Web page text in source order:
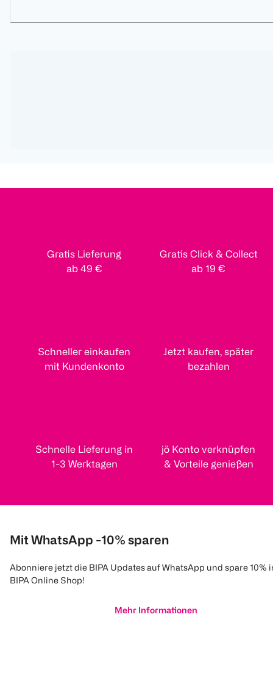
Gratis Lieferung
ab 49 €
Gratis Click & Collect
ab 19 €
Schneller einkaufen
mit Kundenkonto
Jetzt kaufen, später
bezahlen
Schnelle Lieferung in
1-3 Werktagen
jö Konto verknüpfen
& Vorteile genießen
Mit WhatsApp -10% sparen
Abonniere jetzt die BIPA Updates auf WhatsApp und spare 10%
BIPA Online Shop!
Mehr Informationen